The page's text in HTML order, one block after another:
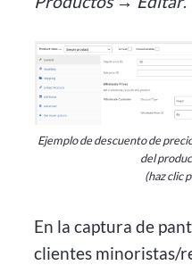
Ejemplo de descuento de
del
(haz clic
En la captura de
clientes minoristas/